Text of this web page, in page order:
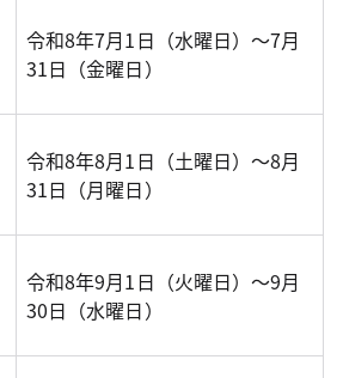
令和8年7月1日（水曜日）～7月
31日（金曜日）
令和8年8月1日（土曜日）～8月
31日（月曜日）
令和8年9月1日（火曜日）～9月
30日（水曜日）